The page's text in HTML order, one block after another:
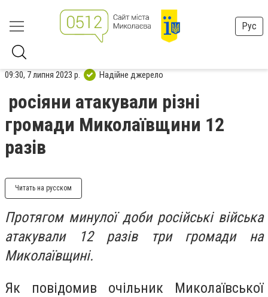
Рус
09:30, 7 липня 2023 р. Надійне джерело
росіяни атакували різні
громади Миколаївщини 12
разів
Читать на русском
Протягом минулої доби російські війська
атакували 12 разів три громади на
Миколаївщині.
Як повідомив очільник Миколаївської